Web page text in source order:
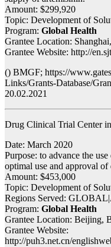
Amount: $299,920
Topic: Development of
Program: Global Health
Grantee Location:
Grantee Website: http://
() BMGF; https://
Links/Grants-Database/
20.02.2021
Drug Clinical Trial Center
Date: March 2020
Purpose: to advance the
optimal use and approval
Amount: $453,000
Topic: Development of
Regions Served:
Program: Global Health
Grantee Location: Beijing,
Grantee Website:
http://puh3.net.cn/